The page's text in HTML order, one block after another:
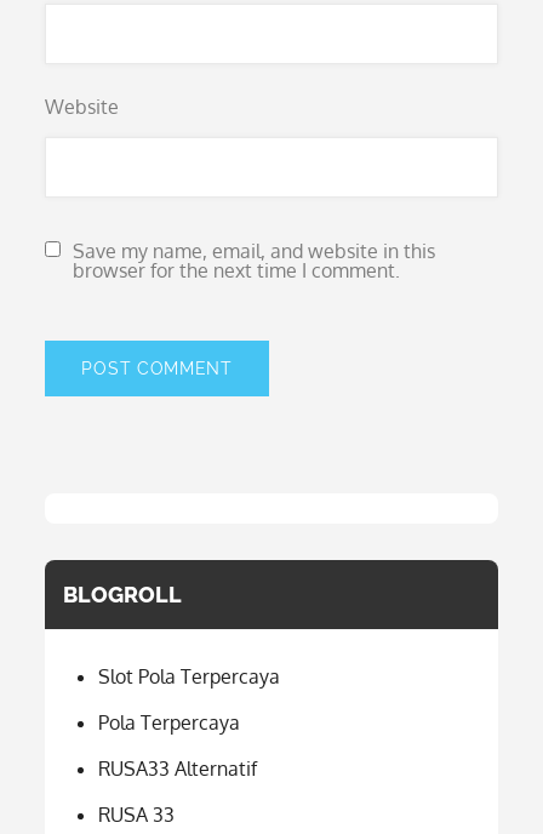
Website
Save my name, email, and website in this
browser for the next time I comment.
BLOGROLL
Slot Pola Terpercaya
Pola Terpercaya
RUSA33 Alternatif
RUSA 33